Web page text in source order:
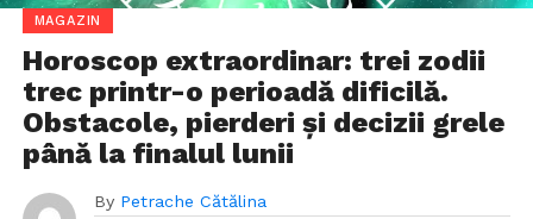
MAGAZIN
Horoscop extraordinar: trei zodii
trec printr-o perioadă dificilă.
Obstacole, pierderi și decizii grele
până la finalul lunii
By Petrache Cătălina